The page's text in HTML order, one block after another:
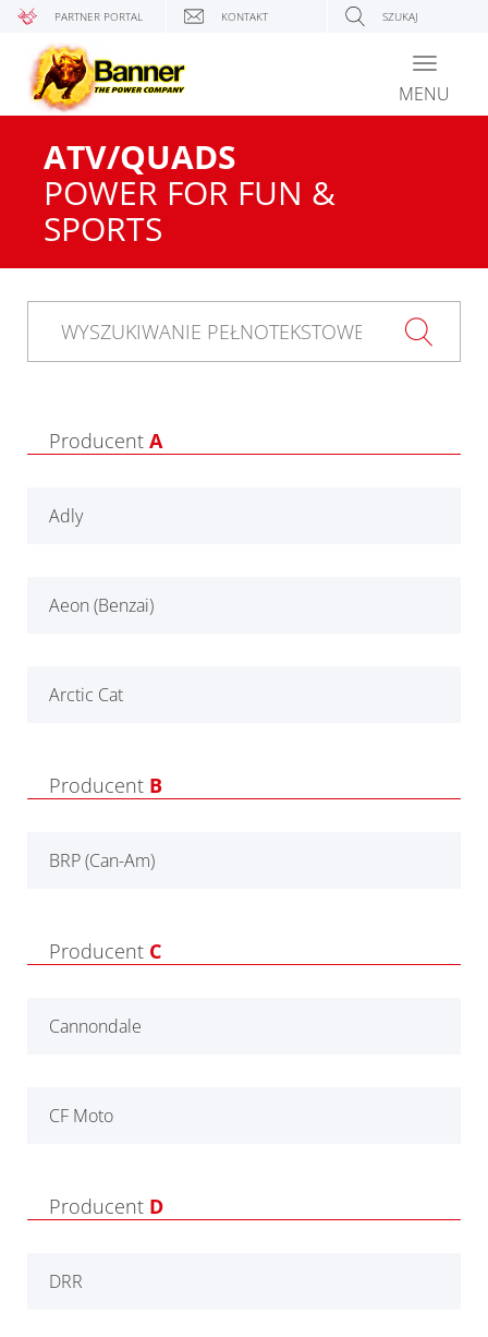
PARTNER PORTAL KONTAKT SZUKAJ
Toggle
MENU
ATV/QUADS
POWER FOR FUN &
SPORTS
Producent A
Adly
Aeon (Benzai)
Arctic Cat
Producent B
BRP (Can-Am)
Producent C
Cannondale
CF Moto
Producent D
DRR